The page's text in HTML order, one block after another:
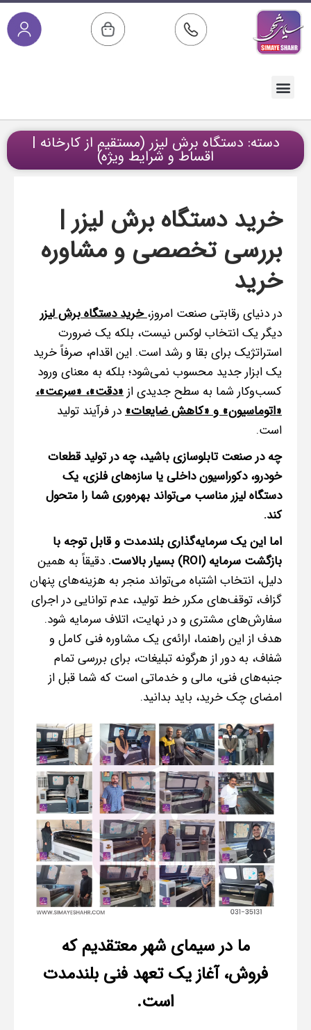
دسته: دستگاه برش لیزر (مستقیم از کارخانه |
اقساط و شرایط ویژه)
خرید دستگاه برش لیزر |
بررسی تخصصی و مشاوره
خرید
در دنیای رقابتی صنعت امروز،خرید دستگاه برش لیزر
دیگر یک انتخاب لوکس نیست، بلکه یک ضرورت
استراتژیک برای بقا و رشد است. این اقدام، صرفاً خرید
یک ابزار جدید محسوب نمی‌شود؛ بلکه به معنای ورود
کسب‌وکار شما به سطح جدیدی از«دقت»، «سرعت»،
«اتوماسیون» و «کاهش ضایعات»در فرآیند تولید
است.
چه در صنعت تابلوسازی باشید، چه در تولید قطعات
خودرو، دکوراسیون داخلی یا سازه‌های فلزی، یک
دستگاه لیزر مناسب می‌تواند بهره‌وری شما را متحول
کند.
اما این یک سرمایه‌گذاری بلندمدت و قابل توجه با
بازگشت سرمایه (ROI) بسیار بالاست.
دقیقاً به همین
دلیل، انتخاب اشتباه می‌تواند منجر به هزینه‌های پنهان
گزاف، توقف‌های مکرر خط تولید، عدم توانایی در اجرای
سفارش‌های مشتری و در نهایت، اتلاف سرمایه شود.
هدف از این راهنما، ارائه‌ی یک مشاوره فنی کامل و
شفاف، به دور از هرگونه تبلیغات، برای بررسی تمام
جنبه‌های فنی، مالی و خدماتی است که شما قبل از
امضای چک خرید، باید بدانید.
ما در سیمای شهر معتقدیم که
فروش، آغاز یک تعهد فنی بلندمدت
است.